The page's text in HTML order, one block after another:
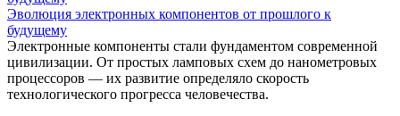
Эволюция электронных компонентов от прошлого к
будущему
Электронные компоненты стали фундаментом современной
цивилизации. От простых ламповых схем до нанометровых
процессоров — их развитие определяло скорость
технологического прогресса человечества.